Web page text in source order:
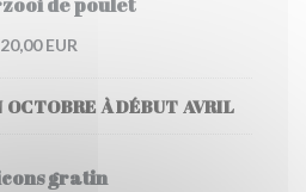
20,00 EUR
OCTOBRE À DÉBUT AVRIL
gratin